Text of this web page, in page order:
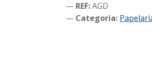
REF:AGD
Categoria: